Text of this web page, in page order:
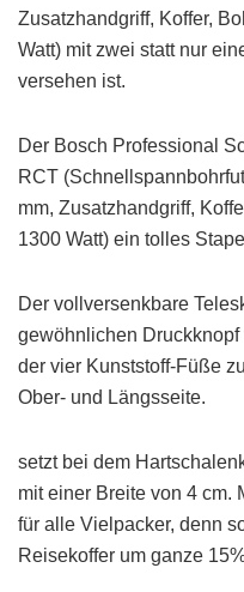
Zusatzhandgriff, Koffer,
Watt) mit zwei statt nur
versehen ist.
Der Bosch Professional
RCT
mm, Zusatzhandgriff,
1300 Watt) ein tolles
Der vollversenkbare
gewöhnlichen
der vier Kunststoff-Füße
Ober- und Längsseite.
setzt bei dem
mit einer Breite von 4 cm.
für alle Vielpacker, denn
Reisekoffer um ganze